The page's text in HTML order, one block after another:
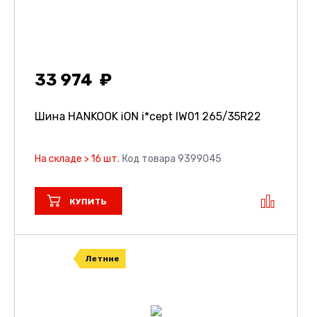
33 974
Шина HANKOOK iON i*cept IW01 265/35R22
На складе > 16 шт. Код товара 9399045
КУПИТЬ
Летние